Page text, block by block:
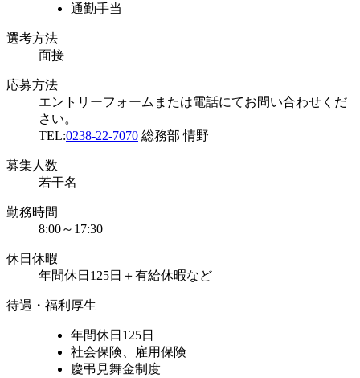
通勤手当
選考方法
面接
応募方法
エントリーフォームまたは電話にてお問い合わせくだ
さい。
TEL:0238-22-7070 総務部 情野
募集人数
若干名
勤務時間
8:00～17:30
休日休暇
年間休日125日＋有給休暇など
待遇・福利厚生
年間休日125日
社会保険、雇用保険
慶弔見舞金制度